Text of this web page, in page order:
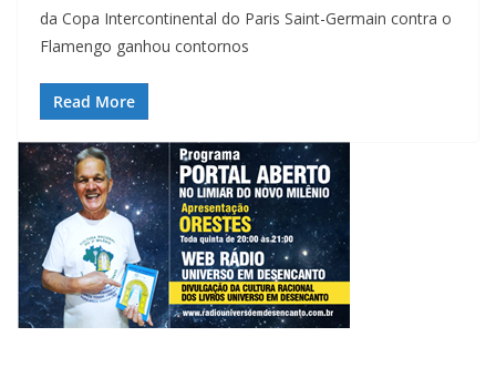
da Copa Intercontinental do Paris Saint-Germain contra o
Flamengo ganhou contornos
Read More